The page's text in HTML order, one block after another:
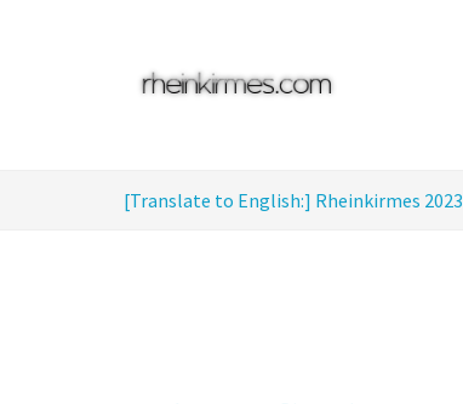
are
[Translate to English:] Rheinkirmes 2023